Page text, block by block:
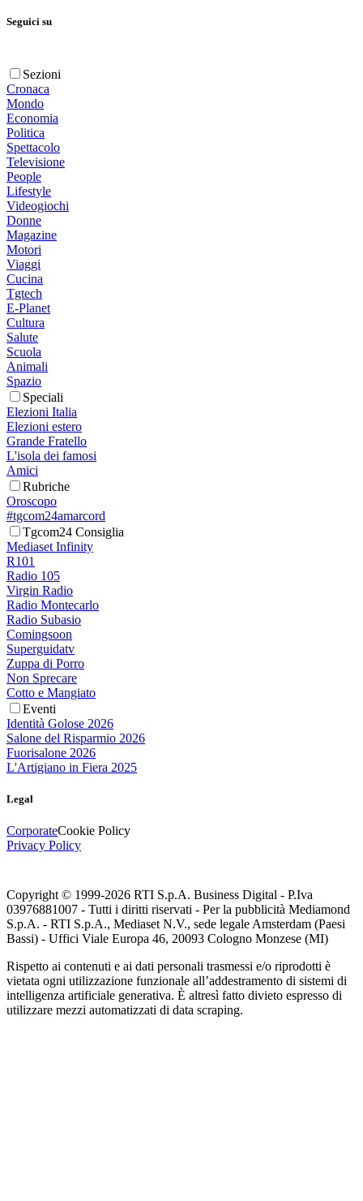
Seguici su
Sezioni
Cronaca
Mondo
Economia
Politica
Spettacolo
Televisione
People
Lifestyle
Videogiochi
Donne
Magazine
Motori
Viaggi
Cucina
Tgtech
E-Planet
Cultura
Salute
Scuola
Animali
Spazio
Speciali
Elezioni Italia
Elezioni estero
Grande Fratello
L'isola dei famosi
Amici
Rubriche
Oroscopo
#tgcom24amarcord
Tgcom24 Consiglia
Mediaset Infinity
R101
Radio 105
Virgin Radio
Radio Montecarlo
Radio Subasio
Comingsoon
Superguidatv
Zuppa di Porro
Non Sprecare
Cotto e Mangiato
Eventi
Identità Golose 2026
Salone del Risparmio 2026
Fuorisalone 2026
L'Artigiano in Fiera 2025
Legal
CorporateCookie Policy
Privacy Policy
Copyright © 1999-2026 RTI S.p.A. Business Digital - P.Iva
03976881007 - Tutti i diritti riservati - Per la pubblicità Mediamond
S.p.A. - RTI S.p.A., Mediaset N.V., sede legale Amsterdam (Paesi
Bassi) - Uffici Viale Europa 46, 20093 Cologno Monzese (MI)
Rispetto ai contenuti e ai dati personali trasmessi e/o riprodotti è
vietata ogni utilizzazione funzionale all’addestramento di sistemi di
intelligenza artificiale generativa. È altresì fatto divieto espresso di
utilizzare mezzi automatizzati di data scraping.